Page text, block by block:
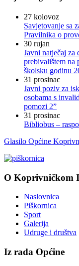
27 kolovoz
Savjetovanje sa
Pravilnika o
30 rujan
Javni natječaj za
prebivalištem na
školsku godinu
31 prosinac
Javni poziv za
osobama s
pomozi 2”
31 prosinac
Bibliobus –
Glasilo Općine
O Koprivničkom
Naslovnica
Piškornica
Sport
Galerija
Udruge i društva
Iz rada Općine